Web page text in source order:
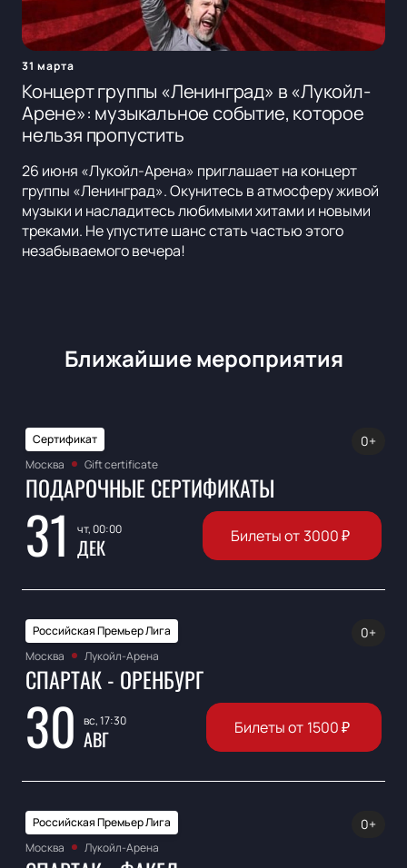
31 марта
Концерт группы «Ленинград» в «Лукойл-
Арене»: музыкальное событие, которое
нельзя пропустить
26 июня «Лукойл-Арена» приглашает на концерт
группы «Ленинград». Окунитесь в атмосферу живой
музыки и насладитесь любимыми хитами и новыми
треками. Не упустите шанс стать частью этого
незабываемого вечера!
Ближайшие мероприятия
Сертификат
Москва
Gift certificate
ПОДАРОЧНЫЕ СЕРТИФИКАТЫ
31 чт, 00:00
ДЕК
0+
Билеты от 3000₽
Российская Премьер Лига
Москва
Лукойл-Арена
СПАРТАК - ОРЕНБУРГ
30 вс, 17:30
АВГ
0+
Билеты от 1500₽
Российская Премьер Лига
Москва
Лукойл-Арена
0+